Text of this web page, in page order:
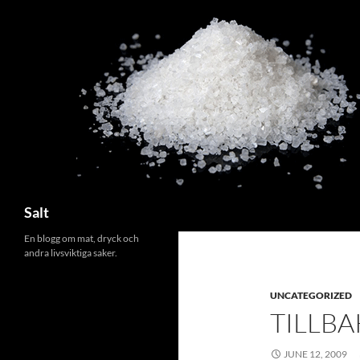
Salt
UNCATEGORIZED
JUNE 12, 2009
En blogg om mat, dryck och
andra livsviktiga saker.